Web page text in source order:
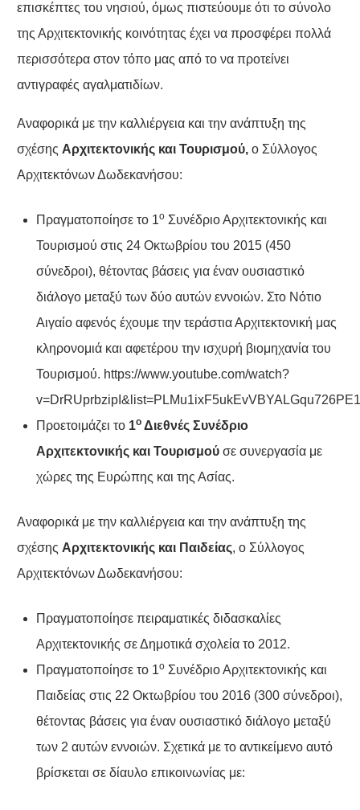
επισκέπτες του νησιού, όμως πιστεύουμε ότι το σύνολο
της Αρχιτεκτονικής κοινότητας έχει να προσφέρει πολλά
περισσότερα στον τόπο μας από το να προτείνει
αντιγραφές αγαλματιδίων.
Αναφορικά με την καλλιέργεια και την ανάπτυξη της
σχέσης Αρχιτεκτονικής και Τουρισμού,ο Σύλλογος
Αρχιτεκτόνων Δωδεκανήσου:
Πραγματοποίησε το 1οΣυνέδριο Αρχιτεκτονικής και
Τουρισμού στις 24 Οκτωβρίου του 2015 (450
σύνεδροι), θέτοντας βάσεις για έναν ουσιαστικό
διάλογο μεταξύ των δύο αυτών εννοιών. Στο Νότιο
Αιγαίο αφενός έχουμε την τεράστια Αρχιτεκτονική μας
κληρονομιά και αφετέρου την ισχυρή βιομηχανία του
Τουρισμού. https://www.youtube.com/watch?
Προετοιμάζει το 1οΔιεθνές Συνέδριο
Αρχιτεκτονικής και Τουρισμούσε συνεργασία με
χώρες της Ευρώπης και της Ασίας.
Αναφορικά με την καλλιέργεια και την ανάπτυξη της
σχέσης Αρχιτεκτονικής και Παιδείας, ο Σύλλογος
Αρχιτεκτόνων Δωδεκανήσου:
Πραγματοποίησε πειραματικές διδασκαλίες
Αρχιτεκτονικής σε Δημοτικά σχολεία το 2012.
Πραγματοποίησε το 1οΣυνέδριο Αρχιτεκτονικής και
Παιδείας στις 22 Οκτωβρίου του 2016 (300 σύνεδροι),
θέτοντας βάσεις για έναν ουσιαστικό διάλογο μεταξύ
των 2 αυτών εννοιών. Σχετικά με το αντικείμενο αυτό
βρίσκεται σε δίαυλο επικοινωνίας με: